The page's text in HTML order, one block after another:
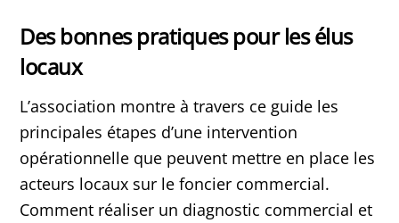
Des bonnes pratiques pour les élus
locaux
L’association montre à travers ce guide les
principales étapes d’une intervention
opérationnelle que peuvent mettre en place les
acteurs locaux sur le foncier commercial.
Comment réaliser un diagnostic commercial et